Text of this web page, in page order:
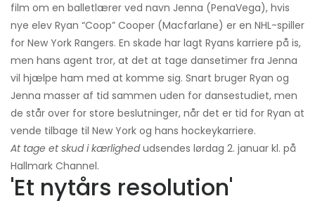
film om en balletlærer ved navn Jenna (PenaVega), hvis
nye elev Ryan “Coop” Cooper (Macfarlane) er en NHL-spiller
for New York Rangers. En skade har lagt Ryans karriere på is,
men hans agent tror, ​​at det at tage dansetimer fra Jenna
vil hjælpe ham med at komme sig. Snart bruger Ryan og
Jenna masser af tid sammen uden for dansestudiet, men
de står over for store beslutninger, når det er tid for Ryan at
vende tilbage til New York og hans hockeykarriere.
At tage et skud i kærlighedudsendes lørdag 2. januar kl. på
Hallmark Channel.
'Et nytårs resolution'